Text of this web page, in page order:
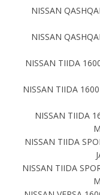
NISSAN
NISSAN
NISSAN TIIDA
NISSAN TIIDA
NISSAN TIIDA
NISSAN TIIDA
NISSAN TIIDA